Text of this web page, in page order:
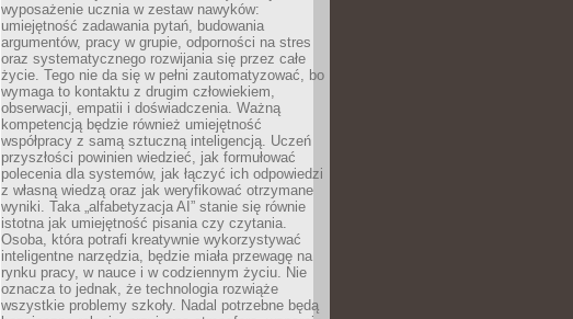
wyposażenie ucznia w zestaw nawyków:
umiejętność zadawania pytań, budowania
argumentów, pracy w grupie, odporności na stres
oraz systematycznego rozwijania się przez całe
życie. Tego nie da się w pełni zautomatyzować, bo
wymaga to kontaktu z drugim człowiekiem,
obserwacji, empatii i doświadczenia. Ważną
kompetencją będzie również umiejętność
współpracy z samą sztuczną inteligencją. Uczeń
przyszłości powinien wiedzieć, jak formułować
polecenia dla systemów, jak łączyć ich odpowiedzi
z własną wiedzą oraz jak weryfikować otrzymane
wyniki. Taka „alfabetyzacja AI” stanie się równie
istotna jak umiejętność pisania czy czytania.
Osoba, która potrafi kreatywnie wykorzystywać
inteligentne narzędzia, będzie miała przewagę na
rynku pracy, w nauce i w codziennym życiu. Nie
oznacza to jednak, że technologia rozwiąże
wszystkie problemy szkoły. Nadal potrzebne będą